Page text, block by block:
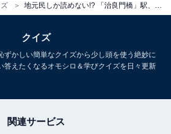
地元民しか読めない!? 「治良門橋」駅、正しく読める？【難読駅名クイズ】
クイズ
ずかしい簡単なクイズから少し頭を使う絶妙に
答えたくなるオモシロ＆学びクイズを日々更新
関連サービス